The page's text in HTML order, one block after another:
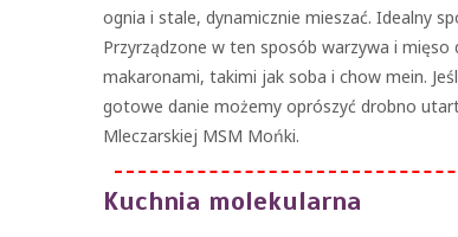
ognia i stale, dynamicznie mieszać. Idealny
Przyrządzone w ten sposób warzywa i
makaronami, takimi jak soba i chow mein.
gotowe danie możemy oprószyć drobno
Mleczarskiej MSM Mońki.
Kuchnia molekularna